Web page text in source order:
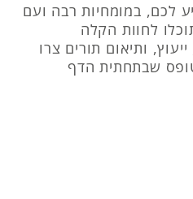
לכם, במומחיות רבה ועם
לחוות הקלה
ותיאום תורים צרו
שבתחתית הדף